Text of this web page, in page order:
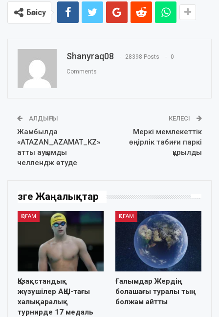
Бөлісу
Shanyraq08 28398 Posts 0
Comments
АЛДЫҢҒЫ
Жамбылда
«ATAZAN_AZAMAT_KZ»
атты ауқымды
челлендж өтуде
КЕЛЕСІ
Меркі мемлекеттік
өңірлік табиғи паркі
құрылды
Өзге Жаңалықтар
ҚОҒАМ
Қазақстандық
жүзушілер АҚШ-тағы
халықаралық
турнирде 17 медаль
ҚОҒАМ
Ғалымдар Жердің
болашағы туралы тың
болжам айтты